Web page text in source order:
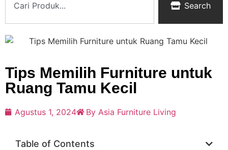
Search
Tips Memilih Furniture untuk
Ruang Tamu Kecil
Agustus 1, 2024 By Asia Furniture Living
Table of Contents